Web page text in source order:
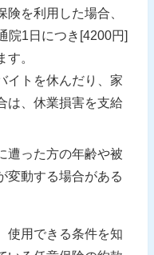
を利用した場合、
通院1日につき[4200円]
。
イトを休んだり、家
は、休業損害を支給
遭った方の年齢や被
変動する場合がある
使用できる条件を知